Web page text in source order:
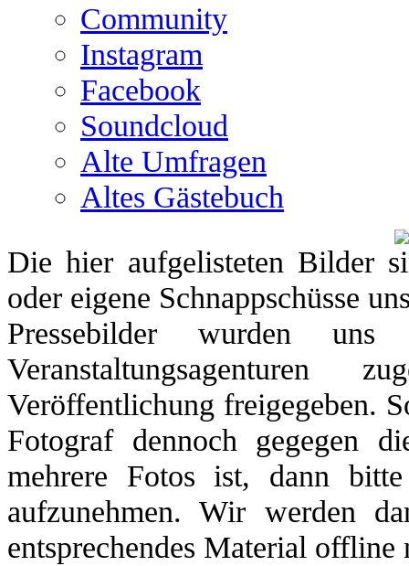
Community
Instagram
Facebook
Soundcloud
Alte Umfragen
Altes Gästebuch
Die hier aufgelisteten Bilder
oder eigene Schnappschüsse
Pressebilder wurden
Veröffentlichung freigegeben.
Fotograf dennoch gegegen
mehrere Fotos ist, dann
aufzunehmen. Wir werden
entsprechendes Material offline